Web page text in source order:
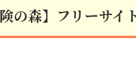
険の森】フリーサイ